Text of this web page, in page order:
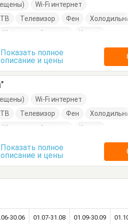
Wi-Fi интернет
Телевизор Фен
Журнальный столик
Комод
Кровать двуспальная
Туалетный столик
Показать полное
описание и цены
Wi-Fi интернет
Телевизор Фен
Журнальный столик
Комод
Кровать двуспальная
Туалетный столик
Показать полное
описание и цены
30.06 01.07-31.08 01.09-30.09